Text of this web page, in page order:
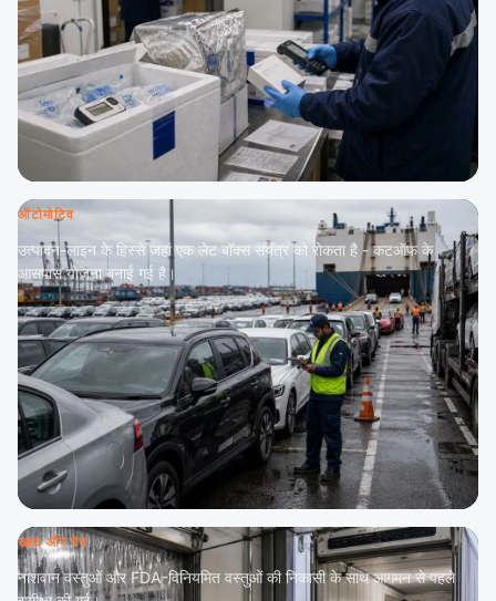
ऑटोमोटिव
उत्पादन-लाइन के हिस्से जहां एक लेट बॉक्स संयंत्र को रोकता है - कटऑफ के
आसपास योजना बनाई गई है।
खाद्य और पेय
नाशवान वस्तुओं और FDA-विनियमित वस्तुओं की निकासी के साथ आगमन से पहले